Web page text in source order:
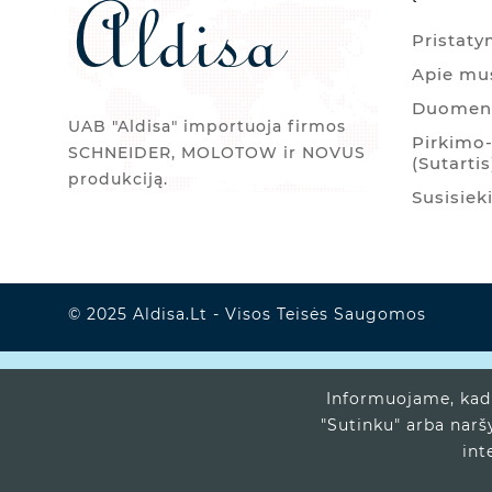
Informuojame,
"Sutinku" arba
UAB "Aldisa" importuoja firmos
SCHNEIDER, MOLOTOW ir NOVUS
produkciją.
Apie
© 2025 Aldisa.lt - Visos Teisės Saugomos